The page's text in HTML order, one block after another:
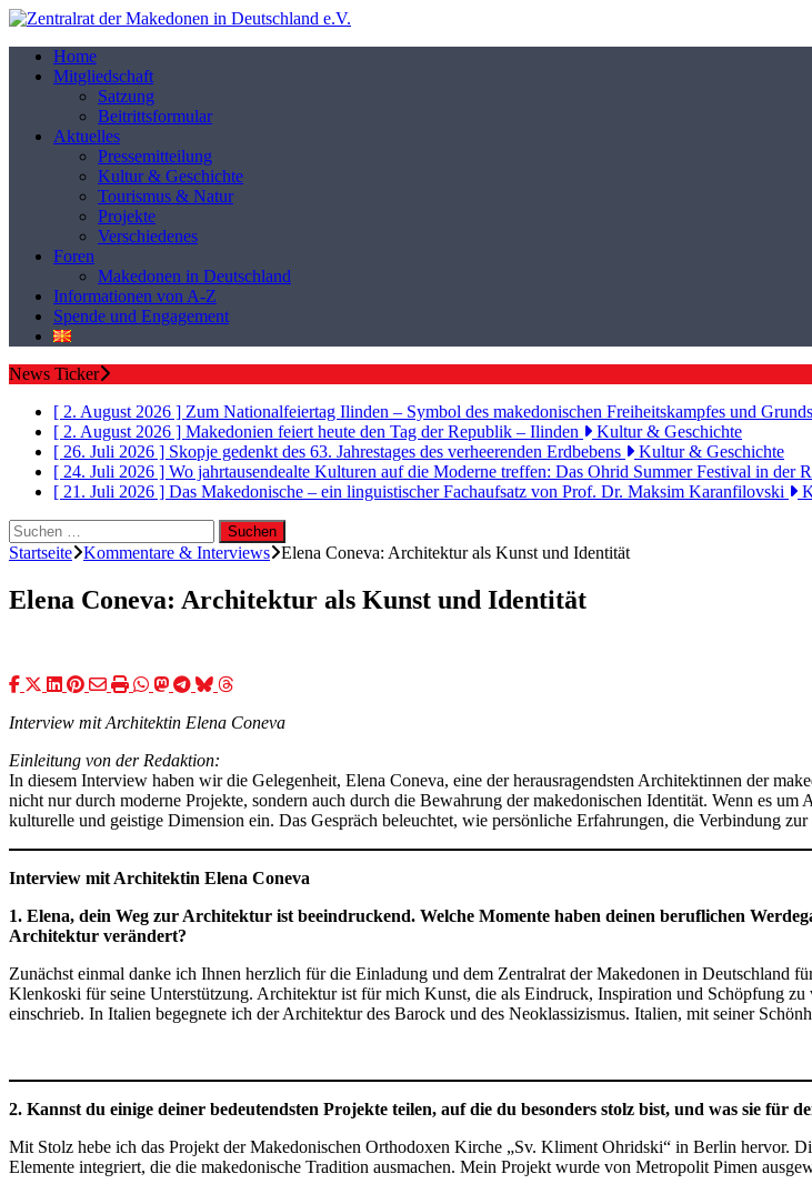
Home
Mitgliedschaft
Satzung
Beitrittsformular
Aktuelles
Pressemitteilung
Kultur & Geschichte
Tourismus & Natur
Projekte
Verschiedenes
Foren
Makedonen in Deutschland
Informationen von A-Z
Spende und Engagement
News Ticker
[ 2. August 2026 ] Zum Nationalfeiertag Ilinden – Symbol des makedonischen Freiheitskampfes und
[ 2. August 2026 ] Makedonien feiert heute den Tag der Republik – Ilinden
Kultur & Geschichte
[ 26. Juli 2026 ] Skopje gedenkt des 63. Jahrestages des verheerenden Erdbebens
Kultur & Geschichte
[ 24. Juli 2026 ] Wo jahrtausendealte Kulturen auf die Moderne treffen: Das Ohrid Summer Festival in der
[ 21. Juli 2026 ] Das Makedonische – ein linguistischer Fachaufsatz von Prof. Dr. Maksim Karanfilovski
Suchen
nach:
Startseite Kommentare & Interviews Elena Coneva: Architektur als Kunst und Identität
Elena Coneva: Architektur als Kunst und Identität
Interview mit Architektin Elena Coneva
Einleitung von der Redaktion:
In diesem Interview haben wir die Gelegenheit, Elena Coneva, eine der herausragendsten Architektinnen der
nicht nur durch moderne Projekte, sondern auch durch die Bewahrung der makedonischen Identität. Wenn es
kulturelle und geistige Dimension ein. Das Gespräch beleuchtet, wie persönliche Erfahrungen, die Verbindung
Interview mit Architektin Elena Coneva
1. Elena, dein Weg zur Architektur ist beeindruckend. Welche Momente haben deinen beruflichen
Architektur verändert?
Zunächst einmal danke ich Ihnen herzlich für die Einladung und dem Zentralrat der Makedonen in Deutschland
Klenkoski für seine Unterstützung. Architektur ist für mich Kunst, die als Eindruck, Inspiration und Schöpfung
einschrieb. In Italien begegnete ich der Architektur des Barock und des Neoklassizismus. Italien, mit seiner
2. Kannst du einige deiner bedeutendsten Projekte teilen, auf die du besonders stolz bist, und was sie für
Mit Stolz hebe ich das Projekt der Makedonischen Orthodoxen Kirche „Sv. Kliment Ohridski“ in Berlin hervor.
Elemente integriert, die die makedonische Tradition ausmachen. Mein Projekt wurde von Metropolit Pimen